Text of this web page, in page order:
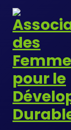
Skip
content